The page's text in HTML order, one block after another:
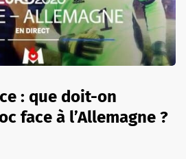
: que doit-on
face à l’Allemagne ?